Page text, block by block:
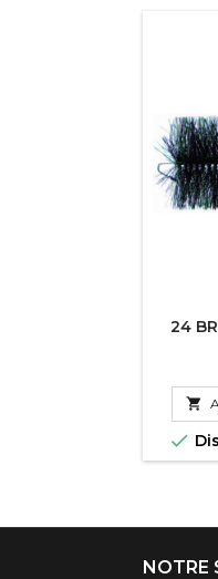
24


NOTRE